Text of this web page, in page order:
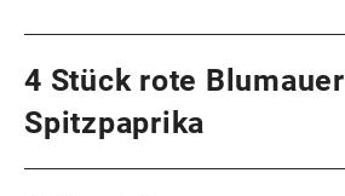
4 Stück rote Blumauer
Spitzpaprika